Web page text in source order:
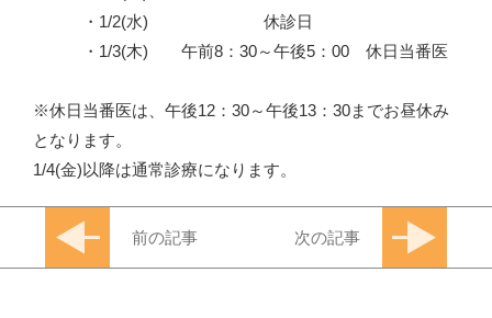
・1/2(水) 休診日
・1/3(木) 午前8：30～午後5：00 休日当番医
※休日当番医は、午後12：30～午後13：30までお昼休み
となります。
1/4(金)以降は通常診療になります。
前の記事 次の記事